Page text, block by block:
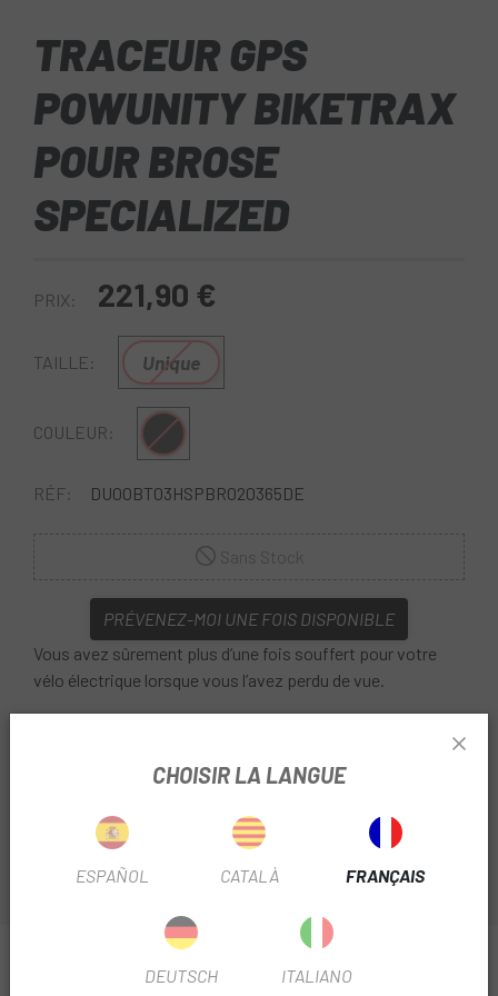
TRACEUR GPS
POWUNITY BIKETRAX
POUR BROSE
SPECIALIZED
PRIX: 221,90 €
TAILLE: Unique
COULEUR: Noir
RÉF: DU00BT03HSPBR020365DE
PRÉVENEZ-MOI UNE FOIS DISPONIBLE
Vous avez sûrement plus d’une fois souffert pour votre
vélo électrique lorsque vous l’avez perdu de vue.
GPS PowUnity BikeTrax pour Brose Specialized
BIKETRAX POUR BROSE SPECIALIZED
CHOISIR LA LANGUE
ESPAÑOL CATALÀ FRANÇAIS
DEUTSCH ITALIANO